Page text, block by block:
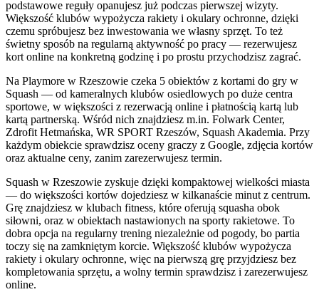
podstawowe reguły opanujesz już podczas pierwszej wizyty.
Większość klubów wypożycza rakiety i okulary ochronne, dzięki
czemu spróbujesz bez inwestowania we własny sprzęt. To też
świetny sposób na regularną aktywność po pracy — rezerwujesz
kort online na konkretną godzinę i po prostu przychodzisz zagrać.
Na Playmore w Rzeszowie czeka 5 obiektów z kortami do gry w
Squash — od kameralnych klubów osiedlowych po duże centra
sportowe, w większości z rezerwacją online i płatnością kartą lub
kartą partnerską. Wśród nich znajdziesz m.in. Folwark Center,
Zdrofit Hetmańska, WR SPORT Rzeszów, Squash Akademia. Przy
każdym obiekcie sprawdzisz oceny graczy z Google, zdjęcia kortów
oraz aktualne ceny, zanim zarezerwujesz termin.
Squash w Rzeszowie zyskuje dzięki kompaktowej wielkości miasta
— do większości kortów dojedziesz w kilkanaście minut z centrum.
Grę znajdziesz w klubach fitness, które oferują squasha obok
siłowni, oraz w obiektach nastawionych na sporty rakietowe. To
dobra opcja na regularny trening niezależnie od pogody, bo partia
toczy się na zamkniętym korcie. Większość klubów wypożycza
rakiety i okulary ochronne, więc na pierwszą grę przyjdziesz bez
kompletowania sprzętu, a wolny termin sprawdzisz i zarezerwujesz
online.